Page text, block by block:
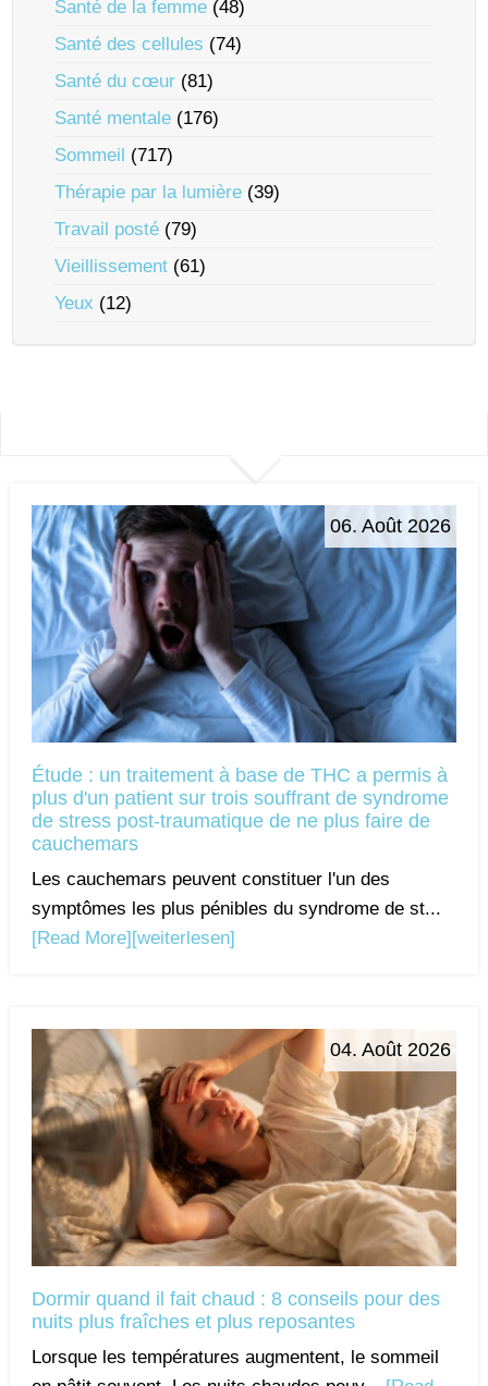
Santé de la femme (48)
Santé des cellules (74)
Santé du cœur (81)
Santé mentale (176)
Sommeil (717)
Thérapie par la lumière (39)
Travail posté (79)
Vieillissement (61)
Yeux (12)
06. Août 2026
Étude : un traitement à base de THC a permis à
plus d'un patient sur trois souffrant de syndrome
de stress post-traumatique de ne plus faire de
cauchemars
Les cauchemars peuvent constituer l'un des
symptômes les plus pénibles du syndrome de st...
[Read More] [weiterlesen]
04. Août 2026
Dormir quand il fait chaud : 8 conseils pour des
nuits plus fraîches et plus reposantes
Lorsque les températures augmentent, le sommeil